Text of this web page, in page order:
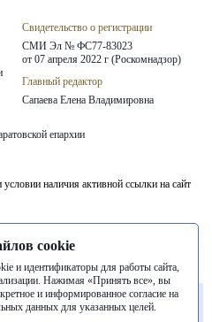
Свидетельство о регистрации
СМИ Эл № ФС77-83023
от 07 апреля 2022 г (Роскомнадзор)
Главный редактор
Сапаева Елена Владимировна
епархии
наличия активной ссылки на сайт
изданиях (книгах, прессе) возможна
Балаковская
епархия
cookie
и идентификаторы для работы сайта,
Нажимая «Принять все», вы
и информированное согласие на
данных для указанных целей.